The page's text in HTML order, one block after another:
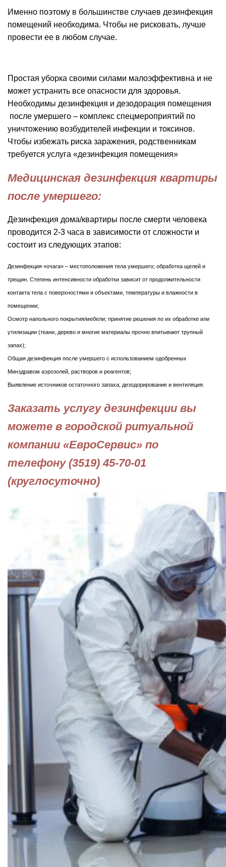
Именно поэтому в большинстве случаев дезинфекция
помещений необходима. Чтобы не рисковать, лучше
провести ее в любом случае.
Простая уборка своими силами малоэффективна и не
может устранить все опасности для здоровья.
Необходимы дезинфекция и дезодорация помещения
после умершего – комплекс спецмероприятий по
уничтожению возбудителей инфекции и токсинов.
Чтобы избежать риска заражения, родственникам
требуется услуга «дезинфекция помещения»
Медицинская дезинфекция квартиры
после умершего:
Дезинфекция дома/квартиры после смерти человека
проводится 2-3 часа в зависимости от сложности и
состоит из следующих этапов:
Дезинфекция «очага» – местоположения тела умершего; обработка щелей и
трещин. Степень интенсивности обработки зависит от продолжительности
контакта тела с поверхностями и объектами, температуры и влажности в
помещении;
Осмотр напольного покрытия/мебели; принятие решения по их обработке или
утилизации (ткани, дерево и многие материалы прочно впитывают трупный
запах);
Общая дезинфекция после умершего с использованием одобренных
Минздравом аэрозолей, растворов и реагентов;
Выявление источников остаточного запаха; дезодорирование и вентиляция.
Заказать услугу дезинфекции вы
можете в городской ритуальной
компании «ЕвроСервис» по
телефону (3519) 45-70-01
(круглосуточно)